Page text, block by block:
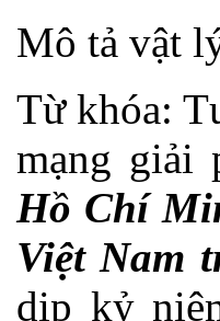
Mô tả vật
Từ khóa:
mạng giải
Hồ Chí
Việt Nam
dịp kỷ